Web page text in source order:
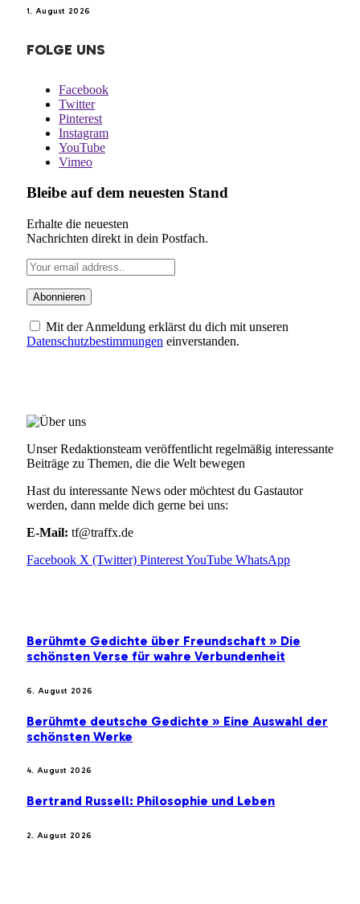
1. August 2026
FOLGE UNS
Facebook
Twitter
Pinterest
Instagram
YouTube
Vimeo
Bleibe auf dem neuesten Stand
Erhalte die neuesten
Nachrichten direkt in dein Postfach.
Mit der Anmeldung erklärst du dich mit unseren
Datenschutzbestimmungen einverstanden.
Unser Redaktionsteam veröffentlicht regelmäßig interessante
Beiträge zu Themen, die die Welt bewegen
Hast du interessante News oder möchtest du Gastautor
werden, dann melde dich gerne bei uns:
E-Mail: tf@traffx.de
Facebook X (Twitter) PinterestYouTube WhatsApp
Berühmte Gedichte über Freundschaft » Die
schönsten Verse für wahre Verbundenheit
6. August 2026
Berühmte deutsche Gedichte » Eine Auswahl der
schönsten Werke
4. August 2026
Bertrand Russell: Philosophie und Leben
2. August 2026